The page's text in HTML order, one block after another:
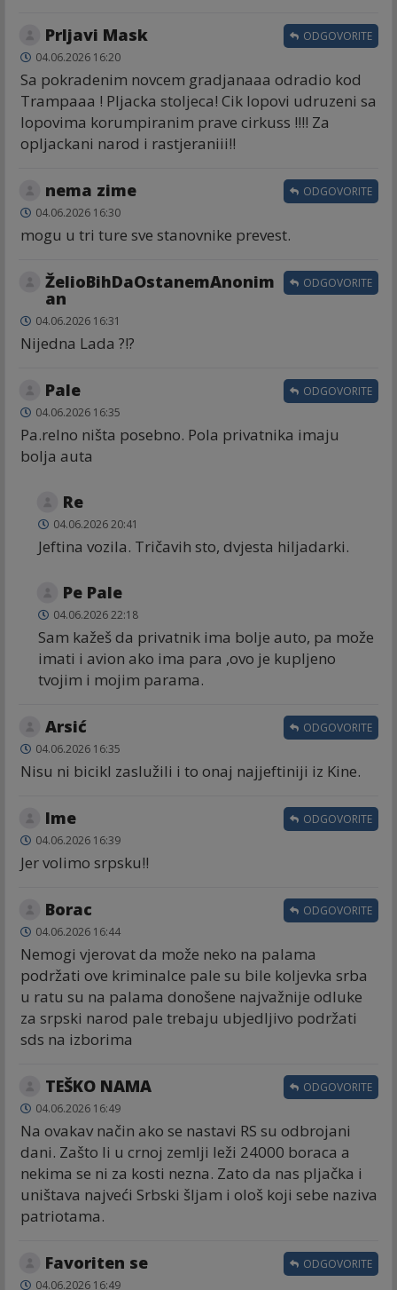
Prljavi Mask
04.06.2026 16:20
Sa pokradenim novcem gradjanaaa odradio kod
Trampaaa ! Pljacka stoljeca! Cik lopovi udruzeni sa
lopovima korumpiranim prave cirkuss !!!! Za
opljackani narod i rastjeraniii!!
ODGOVORITE
nema zime
04.06.2026 16:30
mogu u tri ture sve stanovnike prevest.
ODGOVORITE
ŽelioBihDaOstanemAnonim
an
04.06.2026 16:31
Nijedna Lada ?!?
ODGOVORITE
Pale
04.06.2026 16:35
Pa.relno ništa posebno. Pola privatnika imaju
bolja auta
ODGOVORITE
Re
04.06.2026 20:41
Jeftina vozila. Tričavih sto, dvjesta hiljadarki.
Ре Pale
04.06.2026 22:18
Sam kažeš da privatnik ima bolje auto, pa može
imati i avion ako ima para ,ovo je kupljeno
tvojim i mojim parama.
Arsić
04.06.2026 16:35
Nisu ni bicikl zaslužili i to onaj najjeftiniji iz Kine.
ODGOVORITE
Ime
04.06.2026 16:39
Jer volimo srpsku!!
ODGOVORITE
Borac
04.06.2026 16:44
Nemogi vjerovat da može neko na palama
podržati ove kriminalce pale su bile koljevka srba
u ratu su na palama donošene najvažnije odluke
za srpski narod pale trebaju ubjedljivo podržati
sds na izborima
ODGOVORITE
TEŠKO NAMA
04.06.2026 16:49
Na ovakav način ako se nastavi RS su odbrojani
dani. Zašto li u crnoj zemlji leži 24000 boraca a
nekima se ni za kosti nezna. Zato da nas pljačka i
uništava najveći Srbski šljam i ološ koji sebe naziva
patriotama.
ODGOVORITE
Favoriten se
04.06.2026 16:49
ODGOVORITE